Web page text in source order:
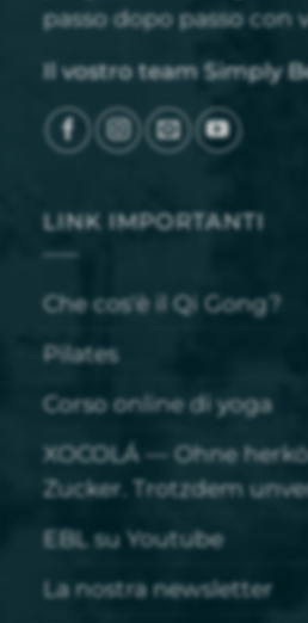
passo dopo passo con
Il vostro team Simply
LINK IMPORTANTI
Che cos'è il Qi Gong?
Pilates
Corso online di yoga
XOCOLÁ — Ohne
Zucker. Trotzdem
EBL su Youtube
La nostra newsletter